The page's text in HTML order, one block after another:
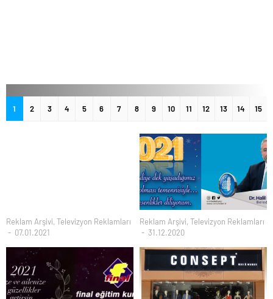
1 2 3 4 5 6 7 8 9 10 11 12 13 14 15
Reklam Arşivi, Televizyon Reklamları
07.01.2021
Reklam Arşivi, Televizyon Reklamları
31.12.2020